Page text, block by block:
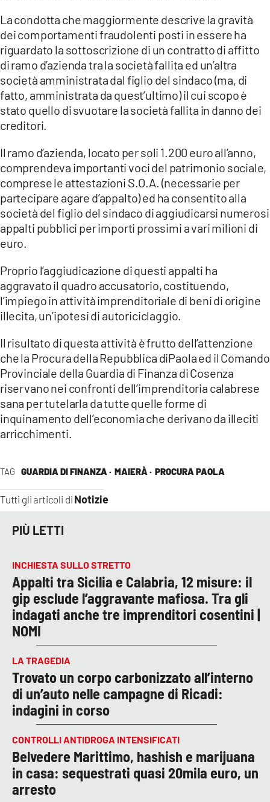
TAG GUARDIA DI FINANZA · MAIERÀ · PROCURA PAOLA
Tutti gli articoli di Notizie
La condotta che maggiormente descrive la gravità
dei comportamenti fraudolenti posti in essere ha
riguardato la sottoscrizione di un contratto di affitto
di ramo d’azienda tra la società fallita ed un’altra
società amministrata dal figlio del sindaco (ma, di
fatto, amministrata da quest’ultimo) il cui scopo è
stato quello di svuotare la società fallita in danno dei
creditori.
Il ramo d’azienda, locato per soli 1.200 euro all’anno,
comprendeva importanti voci del patrimonio sociale,
comprese le attestazioni S.O.A. (necessarie per
partecipare agare d’appalto) ed ha consentito alla
società del figlio del sindaco di aggiudicarsi numerosi
appalti pubblici per importi prossimi a vari milioni di
euro.
Proprio l’aggiudicazione di questi appalti ha
aggravato il quadro accusatorio, costituendo,
l’impiego in attività imprenditoriale di beni di origine
illecita, un’ipotesi di autoriciclaggio.
Il risultato di questa attività è frutto dell’attenzione
che la Procura della Repubblica diPaola ed il Comando
Provinciale della Guardia di Finanza di Cosenza
riservano nei confronti dell’imprenditoria calabrese
sana per tutelarla da tutte quelle forme di
inquinamento dell’economia che derivano da illeciti
arricchimenti.
PIÙ LETTI
INCHIESTA SULLO STRETTO
Appalti tra Sicilia e Calabria, 12 misure: il
gip esclude l’aggravante mafiosa. Tra gli
indagati anche tre imprenditori cosentini |
NOMI
LA TRAGEDIA
Trovato un corpo carbonizzato all’interno
di un’auto nelle campagne di Ricadi:
indagini in corso
CONTROLLI ANTIDROGA INTENSIFICATI
Belvedere Marittimo, hashish e marijuana
in casa: sequestrati quasi 20mila euro, un
arresto